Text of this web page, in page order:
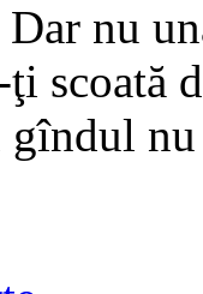
Dar nu
ţi
gîndul